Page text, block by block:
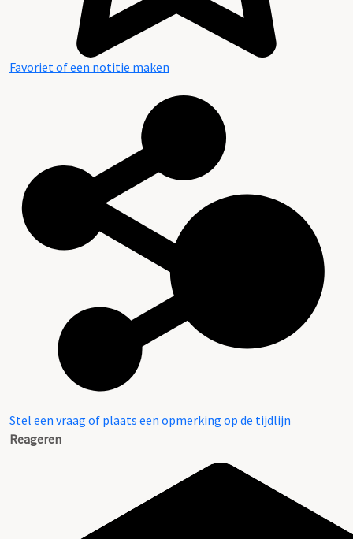
Favoriet of een notitie maken
Stel een vraag of plaats een opmerking op de tijdlijn
Reageren